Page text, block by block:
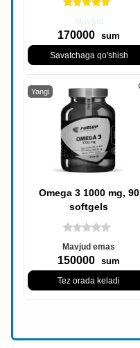
Mavjud
170000 sum
Savatchaga qo'shish
Yangi
Omega 3 1000 mg, 90
softgels
Mavjud emas
150000 sum
Tez orada keladi